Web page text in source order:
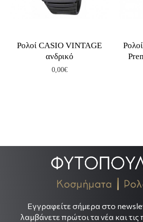
Ρολοί CASIO VINTAGE
ανδρικό
0,00€
Εγγραφείτε σήμερα στο
λαμβάνετε πρώτοι τα νέα και